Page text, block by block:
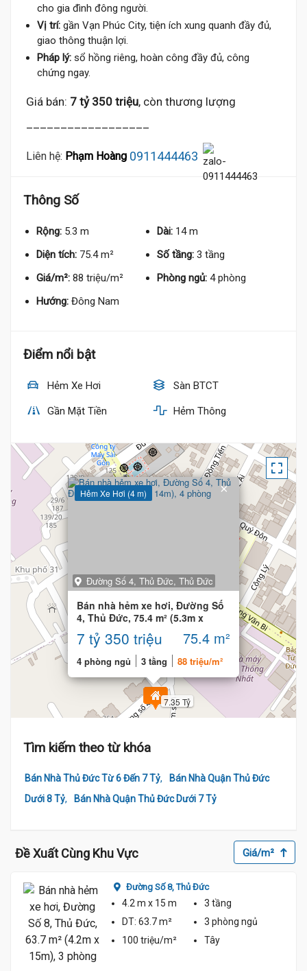
cho gia đình đông người.
Vị trí: gần Vạn Phúc City, tiện ích xung quanh đầy đủ,
giao thông thuận lợi.
Pháp lý: sổ hồng riêng, hoàn công đầy đủ, công
chứng ngay.
Giá bán: 7 tỷ 350 triệu, còn thương lượng
Liên hệ: Phạm Hoàng 0911444463
Thông Số
Rộng: 5.3 m Dài: 14 m
Diện tích: 75.4 m² Số tầng: 3 tầng
Giá/m²: 88 triệu/m² Phòng ngủ: 4 phòng
Hướng: Đông Nam
Điểm nổi bật
Hẻm Xe Hơi Sàn BTCT
Gần Mặt Tiền Hẻm Thông
7.35 Tỷ
Hẻm Xe Hơi (4 m)
Đường Số 4, Thủ Đức, Thủ Đức
Bán nhà hẻm xe hơi, Đường Số
4, Thủ Đức, 75.4 m² (5.3m x
14m), 4 phòng
7 tỷ 350 triệu 75.4 m²
4 phòng ngủ 3 tầng 88 triệu/m²
×
Tìm kiếm theo từ khóa
Bán Nhà Thủ Đức Từ 6 Đến 7 Tỷ,
Bán Nhà Quận Thủ Đức
Dưới 8 Tỷ, Bán Nhà Quận Thủ Đức Dưới 7 Tỷ
Đề Xuất Cùng Khu Vực Giá/m²
Đường Số 8,Thủ Đức
4.2 m x 15 m
3 tầng
DT: 63.7 m² 3 phòng ngủ
100 triệu/m²
Tây